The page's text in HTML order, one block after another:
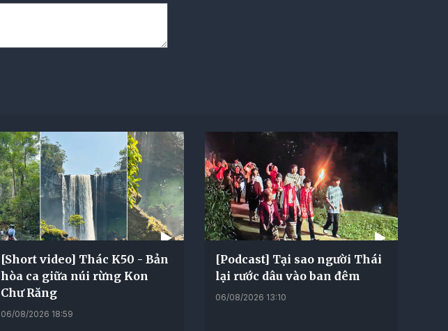
[Short video] Thác K50 - Bản
hòa ca giữa núi rừng Kon
Chư Răng
06/08/2026 18:59
[Podcast] Tại sao người Thái
lại rước dâu vào ban đêm
06/08/2026 13:10